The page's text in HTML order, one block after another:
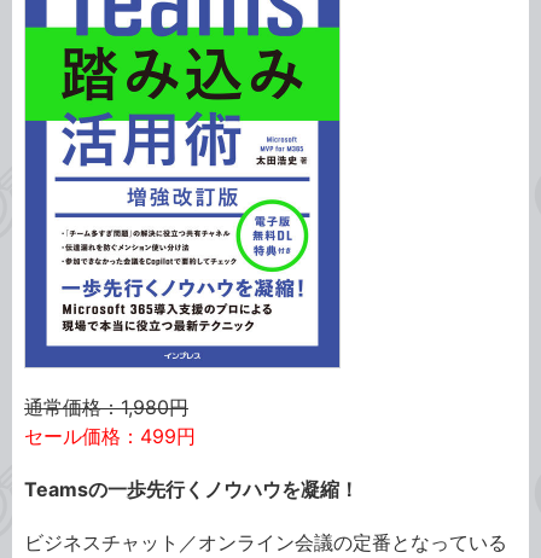
通常価格：1,980円
セール価格：499円
Teamsの一歩先行くノウハウを凝縮！
ビジネスチャット／オンライン会議の定番となっている